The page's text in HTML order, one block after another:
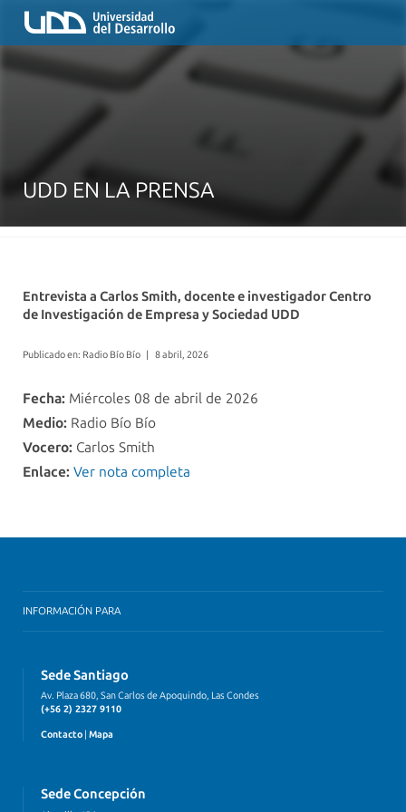
UDD EN LA PRENSA
Entrevista a Carlos Smith, docente e investigador Centro
de Investigación de Empresa y Sociedad UDD
Publicado en: Radio Bío Bío | 8 abril, 2026
Fecha: Miércoles 08 de abril de 2026
Medio: Radio Bío Bío
Vocero: Carlos Smith
Enlace: Ver nota completa
INFORMACIÓN PARA
Sede Santiago
Av. Plaza 680, San Carlos de Apoquindo, Las Condes
(+56 2) 2327 9110
Contacto Mapa
Sede Concepción